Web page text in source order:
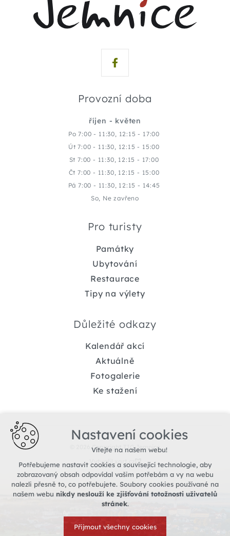
Provozní doba
říjen - květen
Po 7:00 - 11:30, 12:15 - 17:00
Út 7:00 - 11:30, 12:15 - 15:00
St 7:00 - 11:30, 12:15 - 17:00
Čt 7:00 - 11:30, 12:15 - 15:00
Pá 7:00 - 11:30, 12:15 - 14:45
So, Ne zavřeno
Pro turisty
Památky
Ubytování
Restaurace
Tipy na výlety
Důležité odkazy
Kalendář akcí
Aktuálně
Fotogalerie
Ke stažení
© 2026 Copyright TIC Jemnice
Vytvořil xart.cz
Nastavení cookies
Vítejte na našem webu!
Potřebujeme nastavit cookies a související technologie, aby
zobrazovaný obsah odpovídal vašim potřebám a vy na webu
nalezli přesně to, co potřebujete. Soubory cookies používané na
našem webu nikdy neslouží ke zjišťování totožnosti uživatelů
stránek.
Přijmout všechny cookies